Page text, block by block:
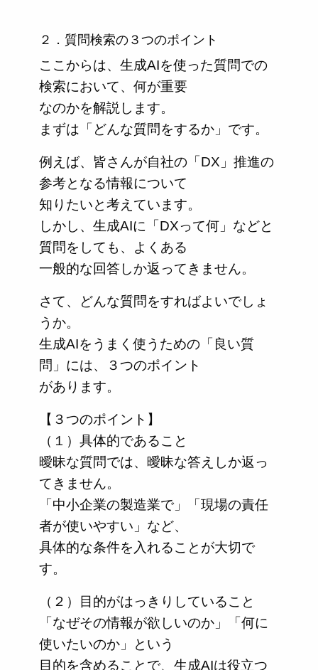
２．質問検索の３つのポイント
ここからは、生成AIを使った質問での
検索において、何が重要
なのかを解説します。
まずは「どんな質問をするか」です。
例えば、皆さんが自社の「DX」推進の
参考となる情報について
知りたいと考えています。
しかし、生成AIに「DXって何」などと
質問をしても、よくある
一般的な回答しか返ってきません。
さて、どんな質問をすればよいでしょ
うか。
生成AIをうまく使うための「良い質
問」には、３つのポイント
があります。
【３つのポイント】
（１）具体的であること
曖昧な質問では、曖昧な答えしか返っ
てきません。
「中小企業の製造業で」「現場の責任
者が使いやすい」など、
具体的な条件を入れることが大切で
す。
（２）目的がはっきりしていること
「なぜその情報が欲しいのか」「何に
使いたいのか」という
目的を含めることで、生成AIは役立つ